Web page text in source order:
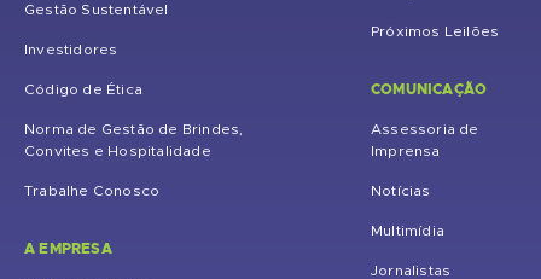
Gestão Sustentável
Investidores
Código de Ética
Norma de Gestão de Brindes,
Convites e Hospitalidade
Trabalhe Conosco
A EMPRESA
Próximos Leilões
COMUNICAÇÃO
Assessoria de
Imprensa
Notícias
Multimídia
Jornalistas